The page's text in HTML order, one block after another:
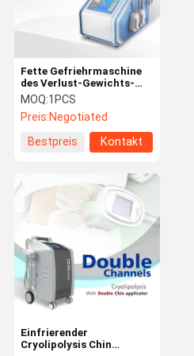
Haus
Fette Gefriehrmaschine
des Verlust-Gewichts-
45℃
Cryolipolysis/Abnehmen-
Maschine
MOQ:1PCS
Preis:Negotiated
Bestpreis
Kontakt
Einfrierender
Cryolipolysis Chin